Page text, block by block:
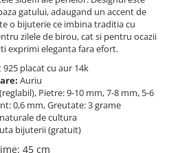
gatului, adaugand un accent de
o bijuterie ce imbina traditia cu
zilele de birou, cat si pentru ocazii
exprimi eleganta fara efort.
925 placat cu aur 14k
Auriu
Pietre: 9-10 mm, 7-8 mm, 5-6
0,6 mm, Greutate: 3 grame
de cultura
bijuterii (gratuit)
: 45 cm